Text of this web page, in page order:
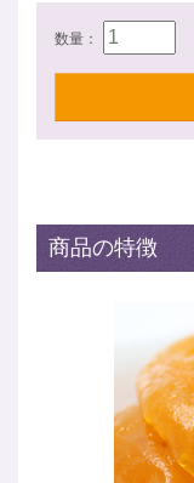
数量：
商品の特徴